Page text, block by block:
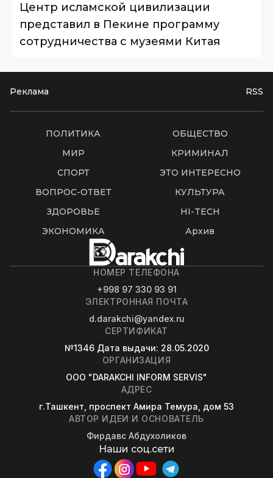
Центр исламской цивилизации
представил в Пекине программу
сотрудничества с музеями Китая
Реклама RSS
ПОЛИТИКА
ОБЩЕСТВО
МИР
КРИМИНАЛ
СПОРТ
ЭТО ИНТЕРЕСНО
ВОПРОС-ОТВЕТ
КУЛЬТУРА
ЗДОРОВЬЕ
HI-TECH
ЭКОНОМИКА
Архив
НОМЕР ТЕЛЕФОНА
+998 97 330 93 91
ЭЛЕКТРОННАЯ ПОЧТА
d.darakchi@yandex.ru
СЕРТИФИКАТ
№1346 Дата выдачи: 28.05.2020
ОРГАНИЗАЦИЯ
OOO "DARAKCHI INFORM SERVIS"
АДРЕС
г.Ташкент, проспект Амира Темура, дом 53
АВТОР ИДЕИ И ОСНОВАТЕЛЬ
Фирдавс Абдухоликов
Наши соц.сети